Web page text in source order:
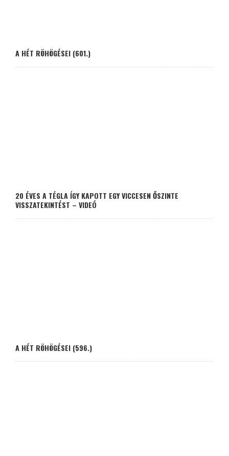
A HÉT RÖHÖGÉSEI (601.)
20 ÉVES A TÉGLA ÍGY KAPOTT EGY VICCESEN ŐSZINTE
VISSZATEKINTÉST – VIDEÓ
A HÉT RÖHÖGÉSEI (596.)